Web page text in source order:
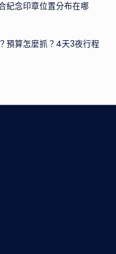
紀念印章位置分布在哪
預算怎麼抓？4天3夜行程